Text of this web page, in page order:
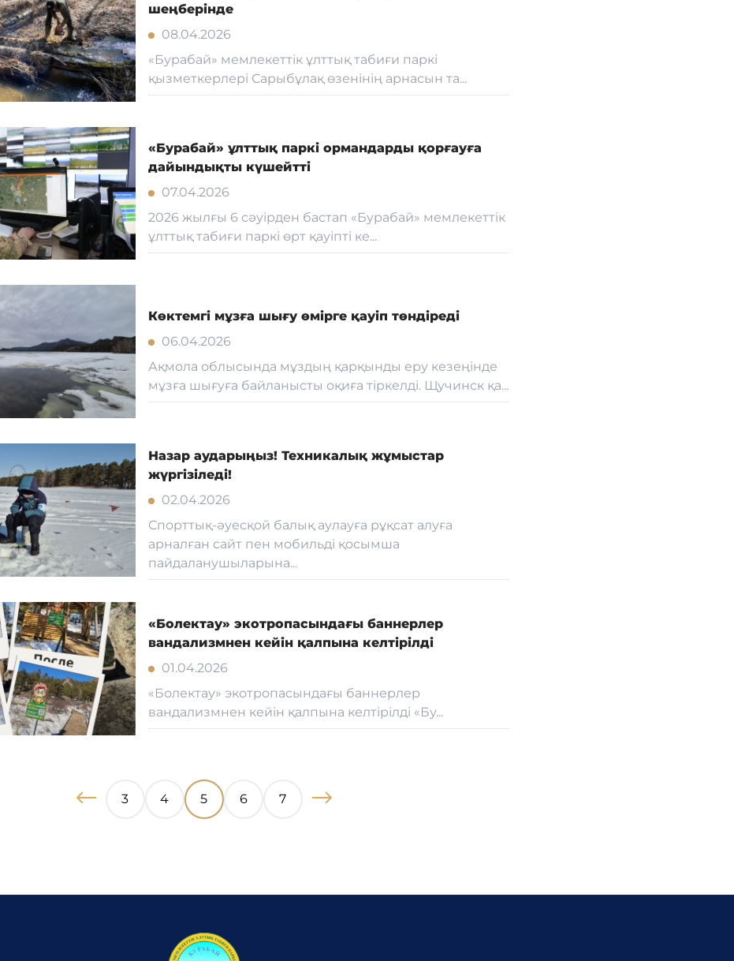
шеңберінде
08.04.2026
«Бурабай» мемлекеттік ұлттық табиғи паркі
қызметкерлері Сарыбұлақ өзенінің арнасын та...
«Бурабай» ұлттық паркі ормандарды қорғауға
дайындықты күшейтті
07.04.2026
2026 жылғы 6 сәуірден бастап «Бурабай» мемлекеттік
ұлттық табиғи паркі өрт қауіпті ке...
Көктемгі мұзға шығу өмірге қауіп төндіреді
06.04.2026
Ақмола облысында мұздың қарқынды еру кезеңінде
мұзға шығуға байланысты оқиға тіркелді. Щучинск қа...
Назар аударыңыз! Техникалық жұмыстар
жүргізіледі!
02.04.2026
Спорттық-әуесқой балық аулауға рұқсат алуға
арналған сайт пен мобильді қосымша
пайдаланушыларына...
«Болектау» экотропасындағы баннерлер
вандализмнен кейін қалпына келтірілді
01.04.2026
«Болектау» экотропасындағы баннерлер
вандализмнен кейін қалпына келтірілді «Бу...
3 4 5 6 7